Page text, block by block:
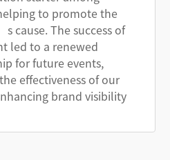
to promote the
cause. The success of
led to a renewed
for future events,
effectiveness of our
brand visibility.